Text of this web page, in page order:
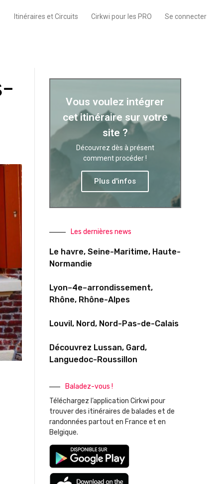
Itinéraires et Circuits Cirkwi pour les PRO Se connecter
Vous voulez intégrer
cet itinéraire sur votre
site ?
Découvrez dès à présent
comment procéder !
Plus d'infos
Les dernières news
Le havre, Seine-Maritime, Haute-
Normandie
Lyon–4e–arrondissement,
Rhône, Rhône-Alpes
Louvil, Nord, Nord-Pas-de-Calais
Découvrez Lussan, Gard,
Languedoc-Roussillon
Baladez-vous !
Téléchargez l’application Cirkwi pour
trouver des itinéraires de balades et de
randonnées partout en France et en
Belgique.